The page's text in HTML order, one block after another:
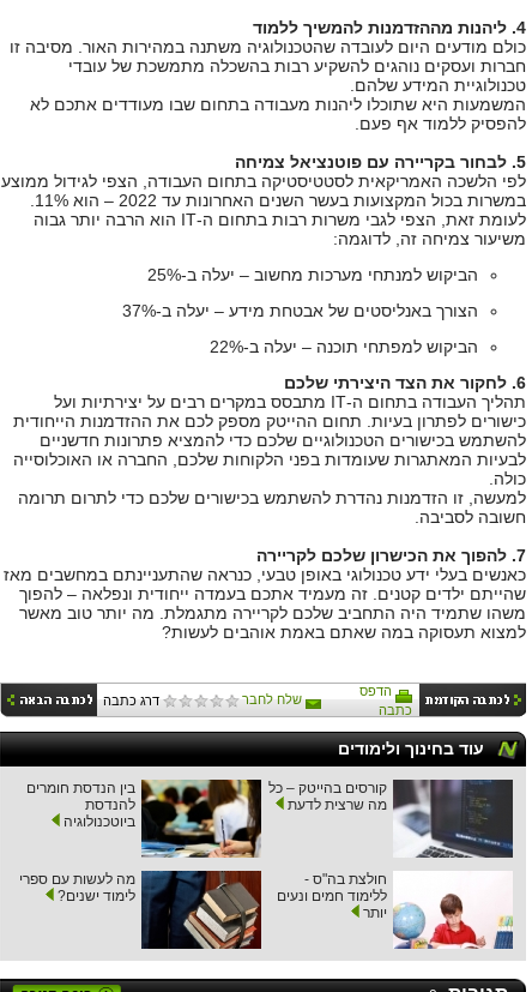
4. ליהנות מההזדמנות להמשיך ללמוד
כולם מודעים היום לעובדה שהטכנולוגיה משתנה במהירות האור. מסיבה זו
חברות ועסקים נוהגים להשקיע רבות בהשכלה מתמשכת של עובדי
טכנולוגיית המידע שלהם.
המשמעות היא שתוכלו ליהנות מעבודה בתחום שבו מעודדים אתכם לא
להפסיק ללמוד אף פעם.
5. לבחור בקריירה עם פוטנציאל צמיחה
לפי הלשכה האמריקאית לסטטיסטיקה בתחום העבודה, הצפי לגידול ממוצע
לעומת זאת, הצפי לגבי משרות רבות בתחום ה-IT הוא הרבה יותר גבוה
משיעור צמיחה זה, לדוגמה:
הביקוש למנתחי מערכות מחשוב – יעלה ב-25%
הצורך באנליסטים של אבטחת מידע – יעלה ב-37%
הביקוש למפתחי תוכנה – יעלה ב-22%
​6. לחקור את הצד היצירתי שלכם
תהליך העבודה בתחום ה-IT מתבסס במקרים רבים על יצירתיות ועל
כישורים לפתרון בעיות. תחום ההייטק מספק לכם את ההזדמנות הייחודית
להשתמש בכישורים הטכנולוגיים שלכם כדי להמציא פתרונות חדשניים
לבעיות המאתגרות שעומדות בפני הלקוחות שלכם, החברה או האוכלוסייה
כולה.
למעשה, זו הזדמנות נהדרת להשתמש בכישורים שלכם כדי לתרום תרומה
חשובה לסביבה.
7. להפוך את הכישרון שלכם לקריירה
כאנשים בעלי ידע טכנולוגי באופן טבעי, כנראה שהתעניינתם במחשבים מאז
שהייתם ילדים קטנים. זה מעמיד אתכם בעמדה ייחודית ונפלאה – להפוך
משהו שתמיד היה התחביב שלכם לקריירה מתגמלת. מה יותר טוב מאשר
למצוא תעסוקה במה שאתם באמת אוהבים לעשות?
הדפס
כתבה
שלח לחבר דרג כתבה
עוד בחינוך ולימודים
קורסים בהייטק – כל
מה שרצית לדעת
בין הנדסת חומרים
להנדסת
ביוטכנולוגיה
חולצת בה"ס -
ללימוד חמים ונעים
יותר
מה לעשות עם ספרי
לימוד ישנים?